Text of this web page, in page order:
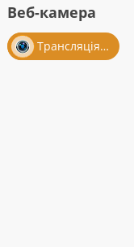
Веб-камера
Трансляція із салону